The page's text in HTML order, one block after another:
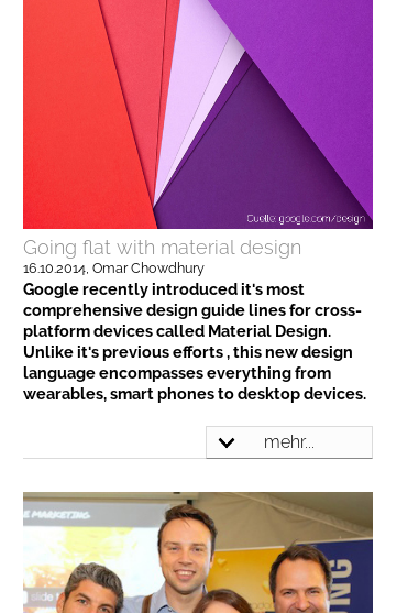
Going flat with material design
16.10.2014, Omar Chowdhury
Google recently introduced it's most
comprehensive design guide lines for cross-
platform devices called Material Design.
Unlike it's previous efforts , this new design
language encompasses everything from
wearables, smart phones to desktop devices.
mehr...